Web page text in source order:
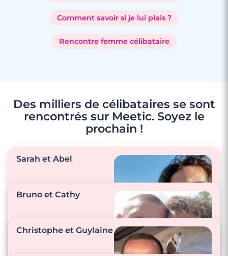
Comment savoir si je lui plais ?
Rencontre femme célibataire
Des milliers de célibataires se sont
rencontrés sur Meetic. Soyez le
prochain !
Sarah et Abel
au réveil et au
coucher, si nous ne
Bruno et Cathy
Christophe et Guylaine